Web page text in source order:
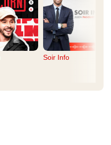
Soir Info